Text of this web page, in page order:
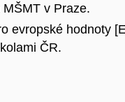
v Praze.
evropské hodnoty
ČR.